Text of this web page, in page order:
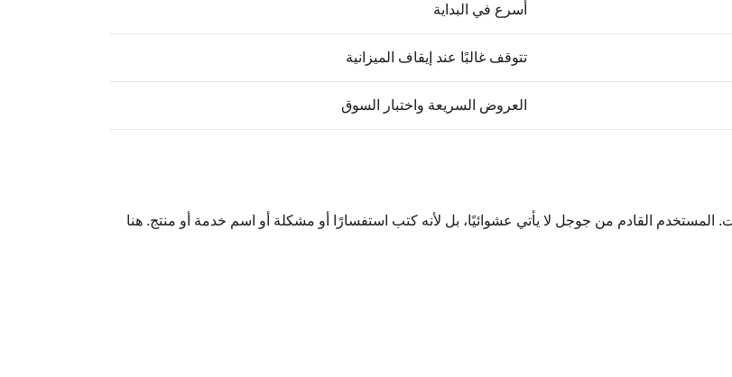
أسرع في البداية
تتوقف غالبًا عند إيقاف الميزانية
العروض السريعة واختبار السوق
المستخدم القادم من جوجل لا يأتي عشوائيًا، بل لأنه كتب استفسارًا أو مشكلة أو اسم خدمة أو منتج. هنا